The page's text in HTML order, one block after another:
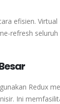
efisien.
refresh
Redux
Ini